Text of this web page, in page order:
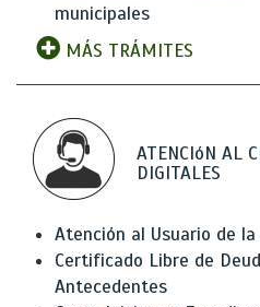
municipales
MÁS TRÁMITES
ATENCIóN AL
DIGITALES
Atención al Usuario de
Certificado Libre de
Antecedentes